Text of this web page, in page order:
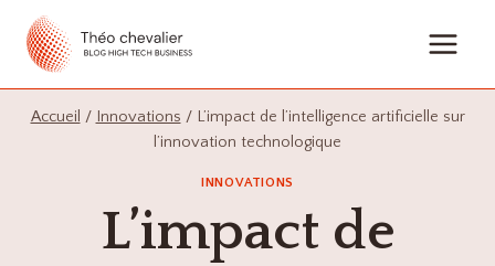
contenu
Accueil / Innovations / L’impact de l’intelligence artificielle sur
l’innovation technologique
INNOVATIONS
L’impact de